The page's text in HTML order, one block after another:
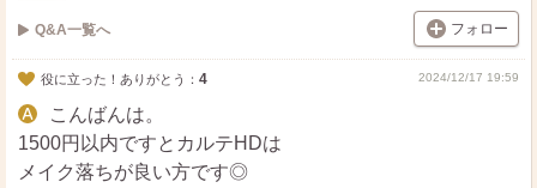
Q&A一覧へ フォロー
役に立った！ありがとう： 4 2024/12/17 19:59
こんばんは。
1500円以内ですとカルテHDは
メイク落ちが良い方です◎